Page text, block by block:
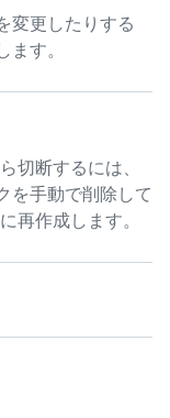
変更したりする
す。
切断するには、
を手動で削除して
再作成します。